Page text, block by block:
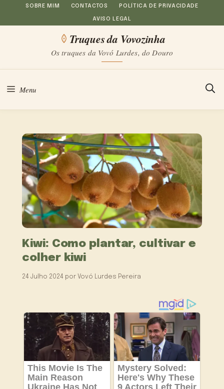
Saltar
para
conteúdo
SOBRE MIM CONTACTOS POLÍTICA DE PRIVACIDADE
AVISO LEGAL
Truques da Vovozinha
Os truques da Vovó Lurdes, do Douro
Menu
Kiwi: Como plantar, cultivar e
colher kiwi
24 Julho 2024 por Vovó Lurdes Pereira